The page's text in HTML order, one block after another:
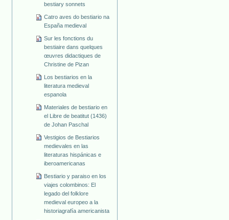
bestiary sonnets
Catro aves do bestiario na
España medieval
Sur les fonctions du
bestiaire dans quelques
œuvres didactiques de
Christine de Pizan
Los bestiarios en la
literatura medieval
espanola
Materiales de bestiario en
el Libre de beatitut (1436)
de Johan Paschal
Vestigios de Bestiarios
medievales en las
literaturas hispánicas e
iberoamericanas
Bestiario y paraiso en los
viajes colombinos: El
legado del folklore
medieval europeo a la
historiagrafía americanista